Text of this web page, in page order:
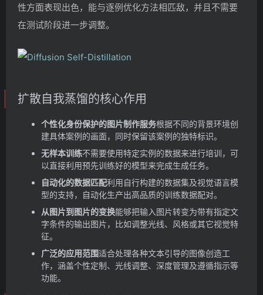
性方面表现出色，能与逐例优化方法相匹敌，并且不需要
在测试阶段进一步调整。
扩散自我蒸馏的核心作用
个性化身份保护的图片制作服务根据不同的背景环境创
建具体案例的画面，同时保留该案例的独特标识。
无样本训练不需要使用特定实例的数据来进行培训，可
以直接利用预先训练好的模型来完成生成任务。
自动化的数据匹配利用自行构建的数据集及视觉语言模
型的支持，自动化生产出高品质的训练数据配对。
从图片到图片的变换能够把输入图片转变为带有指定文
字条件的输出图片，比如调整光线、风格或其它视觉特
征。
广泛的应用范围适合处理各种文本引导的图像创造工
作，涵盖个性定制、光线调整、深度管理及遵循指示等
功能。